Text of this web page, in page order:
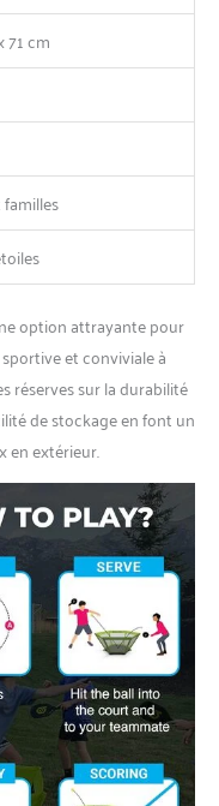
71 cm
option attrayante pour
et conviviale à
réserves sur la durabilité
de stockage en font un
en extérieur.